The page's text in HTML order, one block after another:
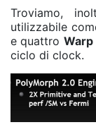
Troviamo,
utilizzabile
e quattro Warp
ciclo di clock.